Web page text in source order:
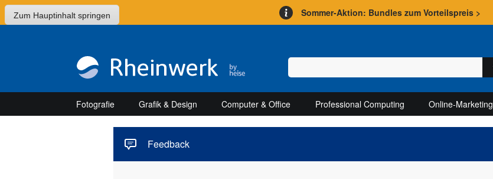
Zum Hauptinhalt springen Sommer-Aktion: Bundles zum Vorteilspreis >
Fotografie Grafik & Design Computer & Office Professional Computing Online-Marketing
Feedback